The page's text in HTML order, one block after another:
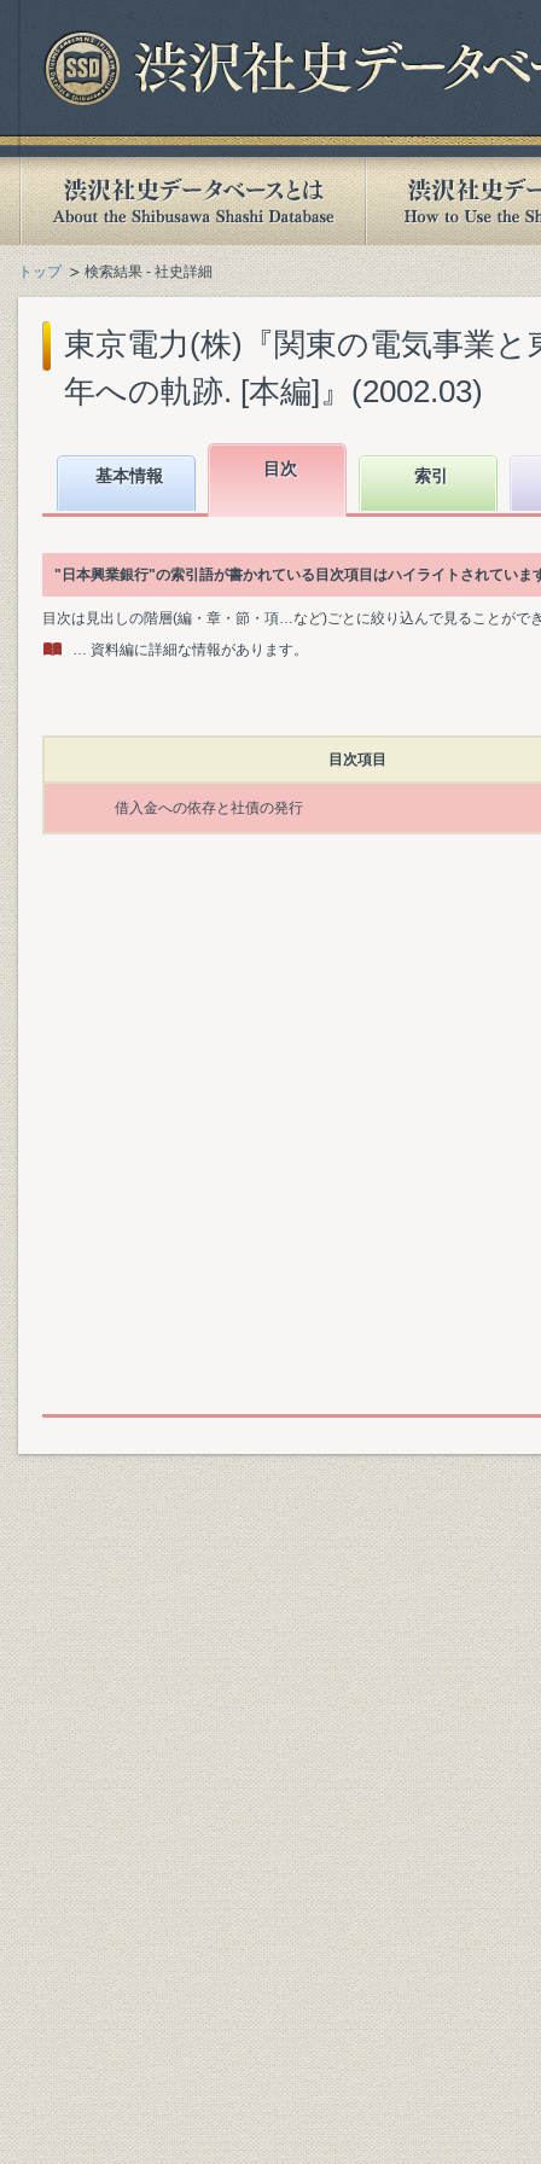
トップ 検索結果 - 社史詳細
東京電力(株)『関東の電気事業
年への軌跡. [本編]』(2002.03)
基本情報 目次 索引
"日本興業銀行"の索引語が書かれている目次項目はハイライトされていま
目次は見出しの階層(編・章・節・項…など)ごとに絞り込んで見ることがで
… 資料編に詳細な情報があります。
目次項目
借入金への依存と社債の発行